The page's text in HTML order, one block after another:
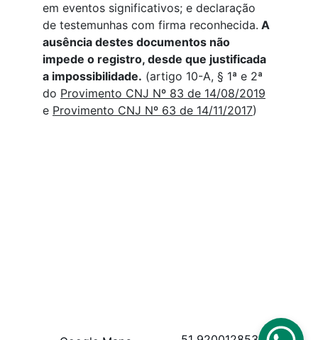
em eventos significativos; e declaração
de testemunhas com firma reconhecida. A
ausência destes documentos não
impede o registro, desde que justificada
a impossibilidade. (artigo 10-A, § 1ª e 2ª
do Provimento CNJ Nº 83 de 14/08/2019
e Provimento CNJ Nº 63 de 14/11/2017)